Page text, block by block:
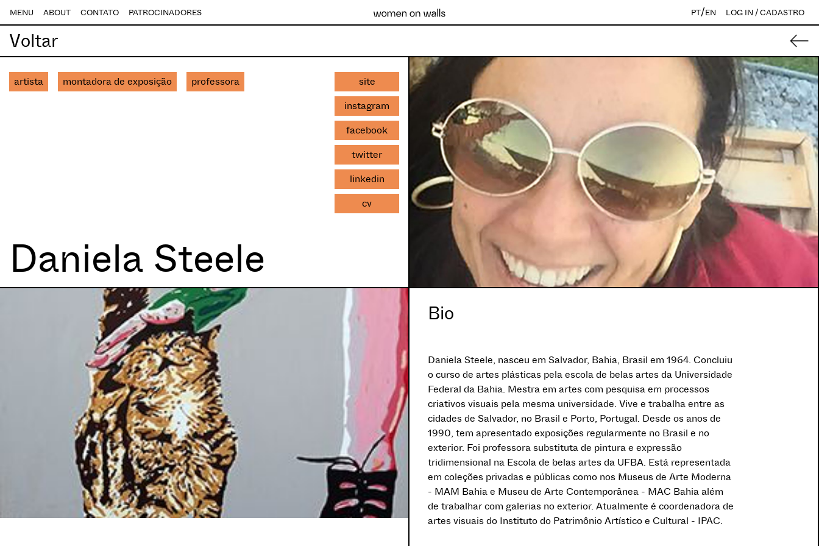
MENU ABOUT CONTATO PATROCINADORES PT/EN LOG IN / CADASTRO
Voltar
artista montadora de exposição professora
site
instagram
facebook
twitter
linkedin
cv
Daniela Steele
Bio
Daniela Steele, nasceu em Salvador, Bahia, Brasil em 1964. Concluiu
o curso de artes plásticas pela escola de belas artes da Universidade
Federal da Bahia. Mestra em artes com pesquisa em processos
criativos visuais pela mesma universidade. Vive e trabalha entre as
cidades de Salvador, no Brasil e Porto, Portugal. Desde os anos de
1990, tem apresentado exposições regularmente no Brasil e no
exterior. Foi professora substituta de pintura e expressão
tridimensional na Escola de belas artes da UFBA. Está representada
em coleções privadas e públicas como nos Museus de Arte Moderna
- MAM Bahia e Museu de Arte Contemporânea - MAC Bahia além
de trabalhar com galerias no exterior. Atualmente é coordenadora de
artes visuais do Instituto do Patrimônio Artístico e Cultural - IPAC.